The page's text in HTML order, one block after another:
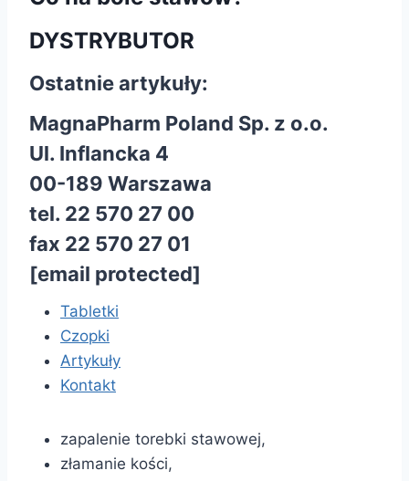
DYSTRYBUTOR
Ostatnie artykuły:
MagnaPharm Poland Sp. z o.o.
Ul. Inflancka 4
00-189 Warszawa
tel. 22 570 27 00
fax 22 570 27 01
[email protected]
Tabletki
Czopki
Artykuły
Kontakt
zapalenie torebki stawowej,
złamanie kości,